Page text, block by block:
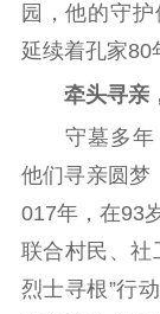
提升资源库
科研创新
服务管理平台
园，他的守
延续着孔家80
牵头寻亲，
守墓多年，
他们寻亲圆梦
017年，在93
联合村民、社
烈士寻根”行